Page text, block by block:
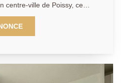
centre-ville de Poissy, ce
(possible deux
Niché dans un immeuble